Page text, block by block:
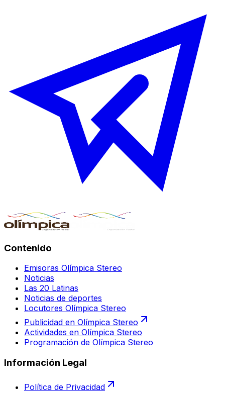
Contenido
Emisoras Olímpica Stereo
Noticias
Las 20 Latinas
Noticias de deportes
Locutores Olímpica Stereo
Publicidad en Olímpica Stereo
Actividades en Olímpica Stereo
Programación de Olímpica Stereo
Información Legal
Política de Privacidad